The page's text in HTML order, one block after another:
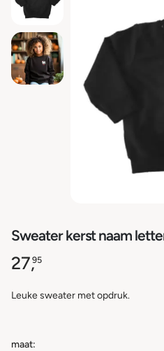
Sweater kerst naam
27,95
Leuke sweater met opdruk.
maat